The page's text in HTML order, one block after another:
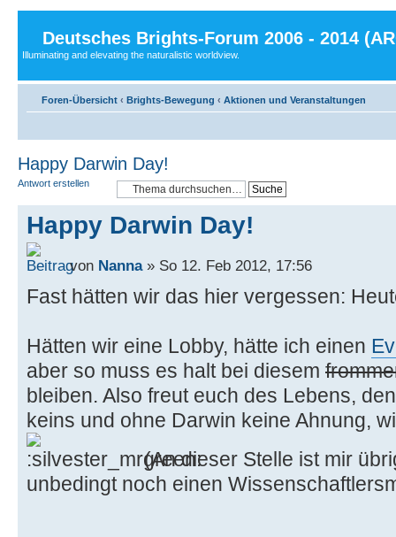
Deutsches Brights-Forum 2006 - 2014
Illuminating and elevating the naturalistic worldview.
Foren-Übersicht ‹ Brights-Bewegung ‹ Aktionen und Veranstaltungen
Happy Darwin Day!
Antwort erstellen
Happy Darwin Day!
von Nanna» So 12. Feb 2012, 17:56
Fast hätten wir das hier vergessen:
Hätten wir eine Lobby, hätte ich einen
aber so muss es halt bei diesem
bleiben. Also freut euch des Lebens,
keins und ohne Darwin keine Ahnung,
(An dieser Stelle ist mir
unbedingt noch einen